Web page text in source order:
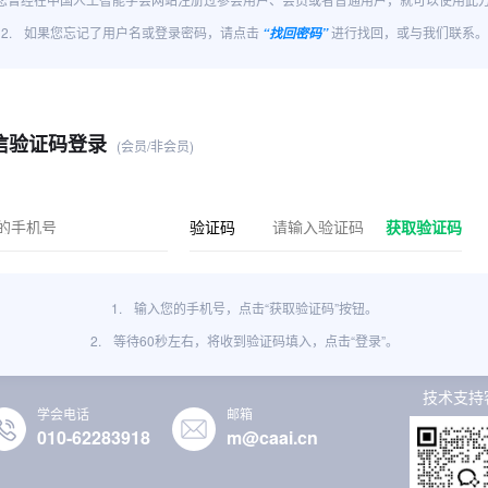
2.
如果您忘记了用户名或登录密码，请点击 “找回密码”进行找回，或与我们联系。
验证码登录 (会员/非会员)
验证码 获取验证码
1.
输入您的手机号，点击“获取验证码”按钮。
2.
等待60秒左右，将收到验证码填入，点击“登录”。
学会电话
010-62283918
邮箱
m@caai.cn
技术支持